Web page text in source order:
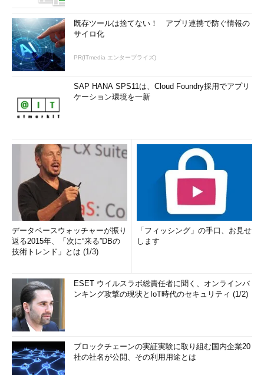
既存ツールは捨てない！ アプリ連携で防ぐ情報の
サイロ化
PR(ITmedia エンタープライズ)
SAP HANA SPS11は、Cloud Foundry採用でアプリ
ケーション環境を一新
データベースウォッチャーが振り
返る2015年、「次に“来る”DBの
技術トレンド」とは (1/3)
「フィッシング」の手口、お見せ
します
ESET ウイルスラボ総責任者に聞く、オンラインバ
ンキング攻撃の現状とIoT時代のセキュリティ (1/2)
ブロックチェーンの実証実験に取り組む国内企業20
社の社名が公開、その利用用途とは